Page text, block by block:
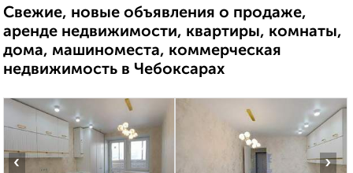
Свежие, новые объявления о продаже,
аренде недвижимости, квартиры, комнаты,
дома, машиноместа, коммерческая
недвижимость в Чебоксарах
‹ ›